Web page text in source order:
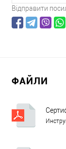
Відправити
ФАЙЛИ